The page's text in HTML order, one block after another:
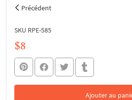
Précédent
SKU RPE-585
$8
Ajouter au